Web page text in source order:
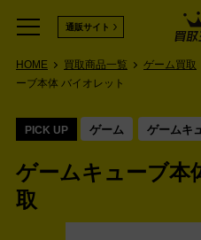
通販サイト
HOME 買取商品一覧 ゲーム買取
ーブ本体 バイオレット
PICK UP ゲーム ゲームキ
ゲームキューブ本
取